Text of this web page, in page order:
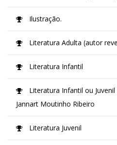
Ilustração.
Literatura Adulta (autor
Literatura Infantil
Literatura Infantil ou
Jannart Moutinho Ribeiro
Literatura Juvenil